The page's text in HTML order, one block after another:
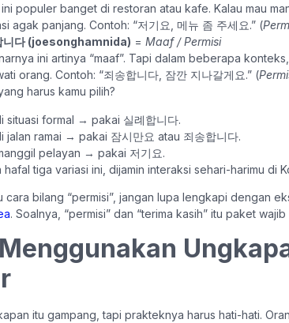
ini populer banget di restoran atau kafe. Kalau mau
agak panjang. Contoh: “저기요, 메뉴 좀 주세요.” (
니다 (joesonghamnida) = Maaf / Permisi
ini artinya “maaf”. Tapi dalam beberapa
orang. Contoh: “죄송합니다, 잠깐 지나갈게요.” (
harus kamu pilih?
situasi formal → pakai 실례합니다.
jalan ramai → pakai 잠시만요 atau 죄송합니다.
pelayan → pakai 저기요.
hafal tiga variasi ini, dijamin interaksi sehari-harimu di
cara bilang “permisi”, jangan lupa lengkapi dengan
. Soalnya, “permisi” dan “terima kasih” itu paket
itu gampang, tapi prakteknya harus hati-hati.